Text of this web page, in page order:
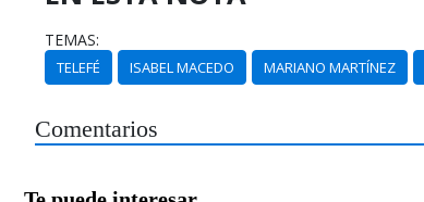
TEMAS:
TELEFÉ ISABEL MACEDO MARIANO MARTÍNEZ
Comentarios